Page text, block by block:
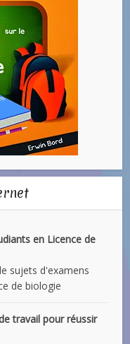
en Licence de
sujets d'examens
de biologie
travail pour réussir